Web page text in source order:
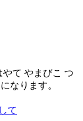
て やまびこ つ
なります。
て